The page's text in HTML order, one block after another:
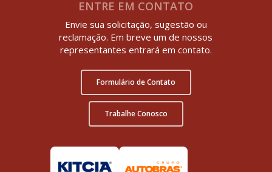
ENTRE EM CONTATO
Envie sua solicitação, sugestão ou
reclamação. Em breve um de nossos
representantes entrará em contato.
Formulário de Contato
Trabalhe Conosco